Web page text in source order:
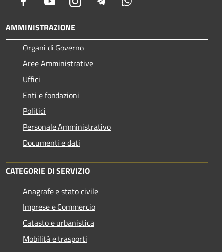
AMMINISTRAZIONE
Organi di Governo
Aree Amministrative
Uffici
Enti e fondazioni
Politici
Personale Amministrativo
Documenti e dati
CATEGORIE DI SERVIZIO
Anagrafe e stato civile
Imprese e Commercio
Catasto e urbanistica
Mobilità e trasporti